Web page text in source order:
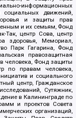
информационных
социальных движений,
и защиты прав
и их семьям, Фонд
Так, центр Сова, центр
здоровья, Мемориал,
Парк Гагарина, Фонд
правозащитная
человека, Фонд защиты
по правам человека,
и социального
центр, Гражданское
Сутяжник,
в Калининграде по
и проектов Совета
организаций,